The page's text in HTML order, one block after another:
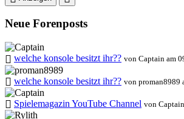
Neue Forenposts
welche konsole besitzt ihr?? von Captain am
welche konsole besitzt ihr?? von proman8989
Spielemagazin YouTube Channel von